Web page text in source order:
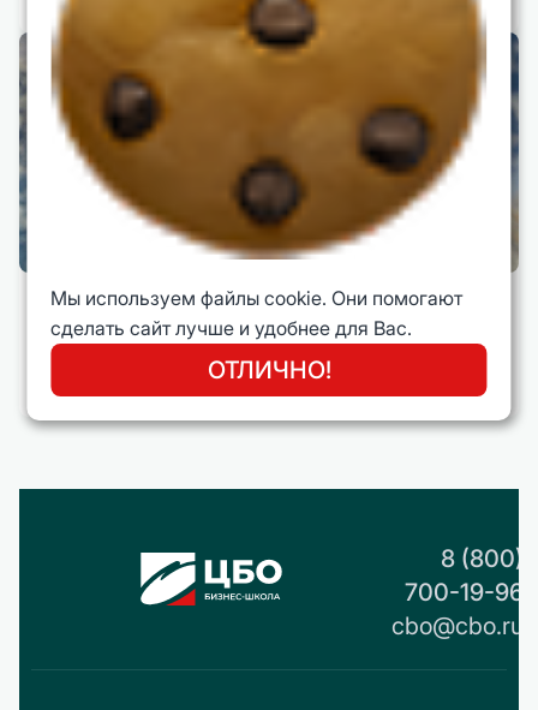
Правила дня от Игоря Манна
16 сентября 2021 года
8 (800)
700-19-96
cbo@cbo.ru
Мы используем файлы cookie. Они помогают
сделать сайт лучше и удобнее для Вас.
ОТЛИЧНО!